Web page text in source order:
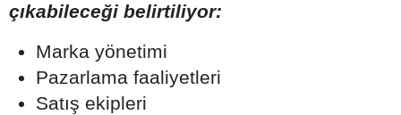
çıkabileceği belirtiliyor:
Marka yönetimi
Pazarlama faaliyetleri
Satış ekipleri